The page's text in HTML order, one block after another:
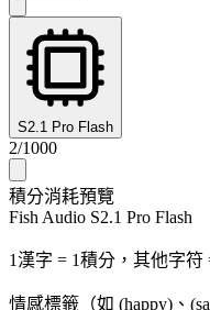
S2.1 Pro Flash
2/1000
積分消耗預覽
Fish Audio S2.1 Pro Flash
1漢字 = 1積分，其他字符
情感標籤（如 (happy)、